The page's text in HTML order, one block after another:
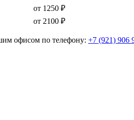
от 1250 ₽
от 2100 ₽
офисом по телефону: +7 (921) 906